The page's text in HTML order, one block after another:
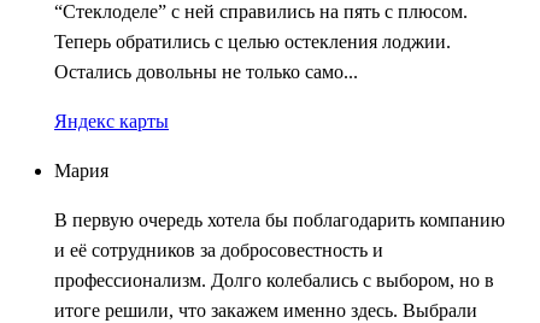
“Стеклоделе” с ней справились на пять с плюсом.
Теперь обратились с целью остекления лоджии.
Остались довольны не только само...
Яндекс карты
Мария
В первую очередь хотела бы поблагодарить компанию
и её сотрудников за добросовестность и
профессионализм. Долго колебались с выбором, но в
итоге решили, что закажем именно здесь. Выбрали